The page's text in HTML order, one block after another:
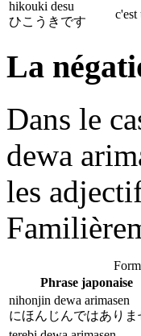
hikouki desu
ひこうきです
c'est
La
Dans le
dewa
les
Phrase japonaise
nihonjin dewa arimasen
にほんじんではありま